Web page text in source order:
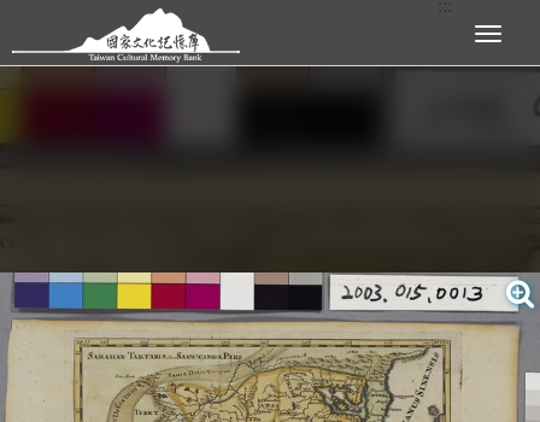
跳到主要內容區塊 展開選單
:::